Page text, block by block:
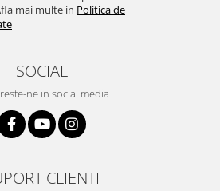
mai multe in Politica de
SOCIAL
ne in social media
CLIENTI